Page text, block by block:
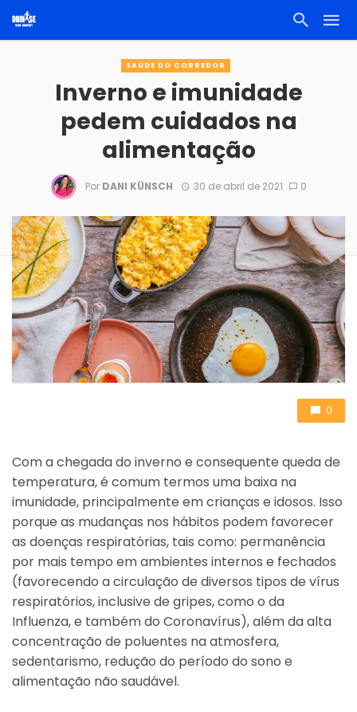
SAÚDE DO CORREDOR
Inverno e imunidade
pedem cuidados na
alimentação
Por DANI KÜNSCH 30 de abril de 2021 0
0
Com a chegada do inverno e consequente queda de
temperatura, é comum termos uma baixa na
imunidade, principalmente em crianças e idosos. Isso
porque as mudanças nos hábitos podem favorecer
as doenças respiratórias, tais como: permanência
por mais tempo em ambientes internos e fechados
(favorecendo a circulação de diversos tipos de vírus
respiratórios, inclusive de gripes, como o da
Influenza, e também do Coronavírus), além da alta
concentração de poluentes na atmosfera,
sedentarismo, redução do período do sono e
alimentação não saudável.